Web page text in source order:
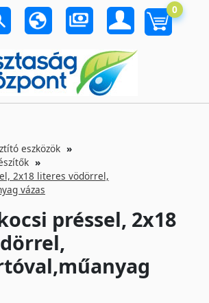
0
eszközök
2x18 literes vödörrel,
vázas
préssel, 2x18